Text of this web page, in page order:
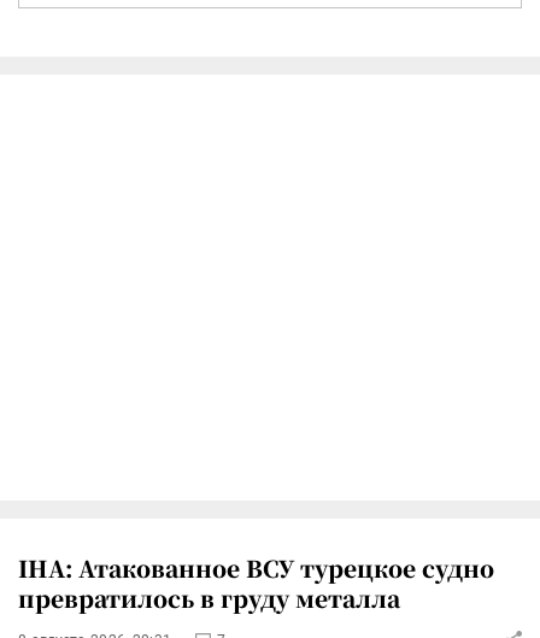
IHA: Атакованное ВСУ турецкое судно
превратилось в груду металла